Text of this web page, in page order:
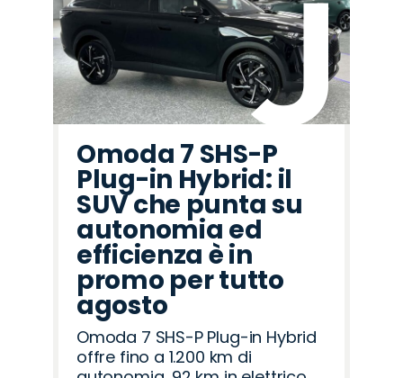
Omoda 7 SHS-P
Plug-in Hybrid: il
SUV che punta su
autonomia ed
efficienza è in
promo per tutto
agosto
Omoda 7 SHS-P Plug-in Hybrid
offre fino a 1.200 km di